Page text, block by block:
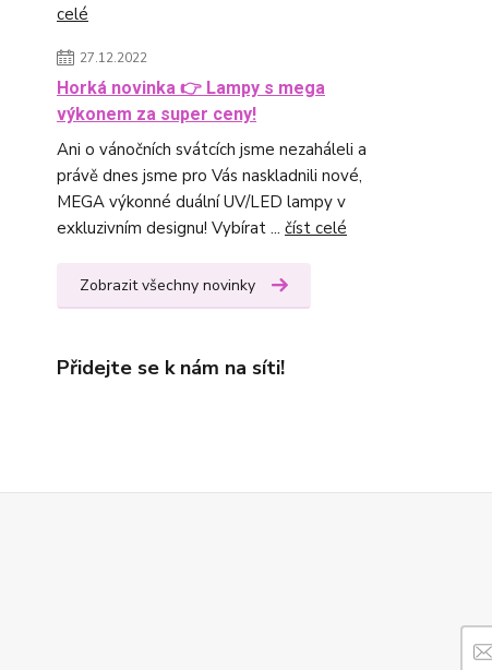
celé
27.12.2022
Horká novinka 👉 Lampy s mega
výkonem za super ceny!
Ani o vánočních svátcích jsme nezaháleli a
právě dnes jsme pro Vás naskladnili nové,
MEGA výkonné duální UV/LED lampy v
exkluzivním designu! Vybírat ... číst celé
Zobrazit všechny novinky
Přidejte se k nám na síti!